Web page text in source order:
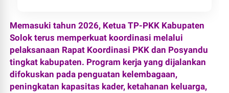
Memasuki tahun 2026, Ketua TP-PKK Kabupaten
Solok terus memperkuat koordinasi melalui
pelaksanaan Rapat Koordinasi PKK dan Posyandu
tingkat kabupaten. Program kerja yang dijalankan
difokuskan pada penguatan kelembagaan,
peningkatan kapasitas kader, ketahanan keluarga,